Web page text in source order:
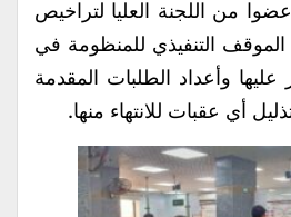
من اللجنة العليا لتراخيص
الموقف التنفيذي للمنظومة في
عليها وأعداد الطلبات المقدمة
أي عقبات للانتهاء منها.